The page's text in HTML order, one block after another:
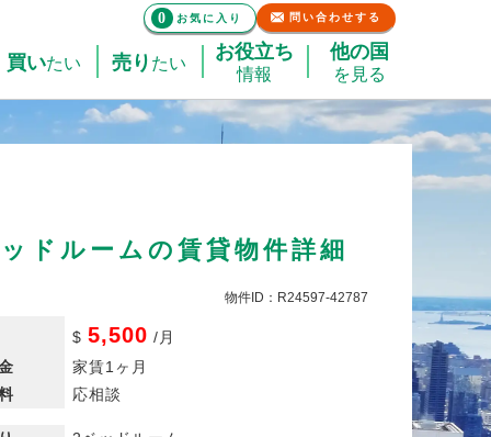
買いたい 売り たい お役立ち
情報
他の国
を見る
0 お気に入り 問い合わせする
ドルームの賃貸物件詳細
物件ID：R24597-42787
$ 5,500 / 月
家賃1ヶ月
応相談